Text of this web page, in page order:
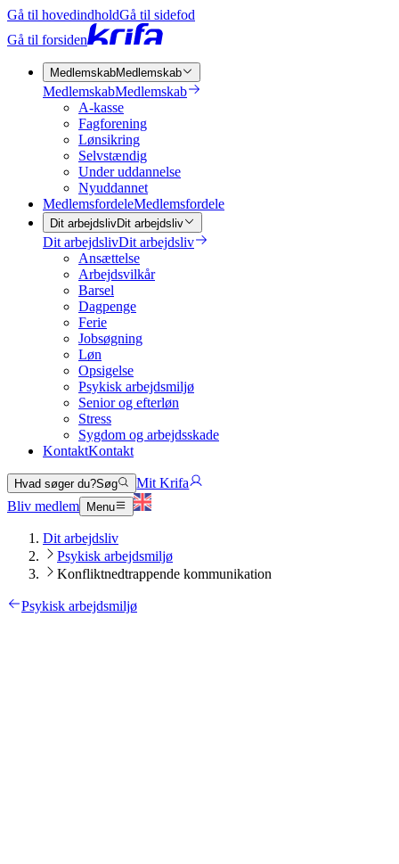
Gå til hovedindholdGå til sidefod
Gå til forsiden
MedlemskabMedlemskab
MedlemskabMedlemskab
A-kasse
Fagforening
Lønsikring
Selvstændig
Under uddannelse
Nyuddannet
MedlemsfordeleMedlemsfordele
Dit arbejdslivDit arbejdsliv
Dit arbejdslivDit arbejdsliv
Ansættelse
Arbejdsvilkår
Barsel
Dagpenge
Ferie
Jobsøgning
Løn
Opsigelse
Psykisk arbejdsmiljø
Senior og efterløn
Stress
Sygdom og arbejdsskade
KontaktKontakt
Hvad søger du?Søg
Mit Krifa
Bliv medlem
Menu
Dit arbejdsliv
Psykisk arbejdsmiljø
Konfliktnedtrappende kommunikation
Psykisk arbejdsmiljø